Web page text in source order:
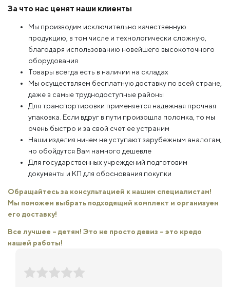
За что нас ценят наши клиенты
Мы производим исключительно качественную
продукцию, в том числе и технологически сложную,
благодаря использованию новейшего высокоточного
оборудования
Товары всегда есть в наличии на складах
Мы осуществляем бесплатную доставку по всей стране,
даже в самые труднодоступные районы
Для транспортировки применяется надежная прочная
упаковка. Если вдруг в пути произошла поломка, то мы
очень быстро и за свой счет ее устраним
Наши изделия ничем не уступают зарубежным аналогам,
но обойдутся Вам намного дешевле
Для государственных учреждений подготовим
документы и КП для обоснования покупки
Обращайтесь за консультацией к нашим специалистам!
Мы поможем выбрать подходящий комплект и организуем
его доставку!
Все лучшее – детям! Это не просто девиз – это кредо
нашей работы!